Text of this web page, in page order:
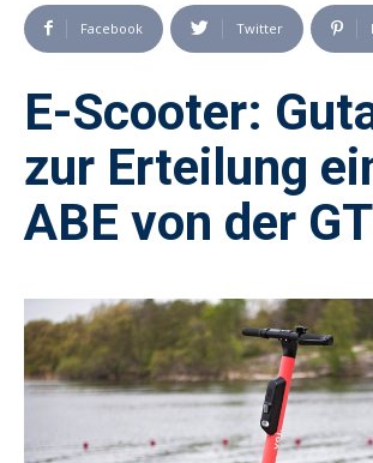
Facebook Twitter
E-Scooter:
zur Erteilung
ABE von der